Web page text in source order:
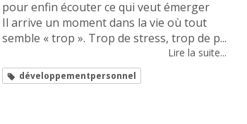
pour enfin écouter ce qui veut émerger
Il arrive un moment dans la vie où tout
semble « trop ». Trop de stress, trop de p...
Lire la suite...
développementpersonnel